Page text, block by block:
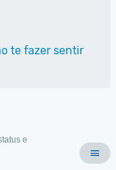
te fazer sentir
e